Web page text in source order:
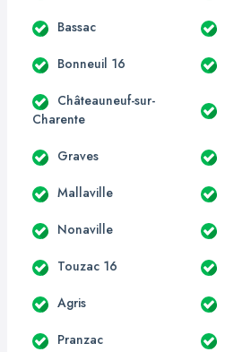
Bassac
Bonneuil 16
Châteauneuf-sur-
Charente
Graves
Mallaville
Nonaville
Touzac 16
Agris
Pranzac